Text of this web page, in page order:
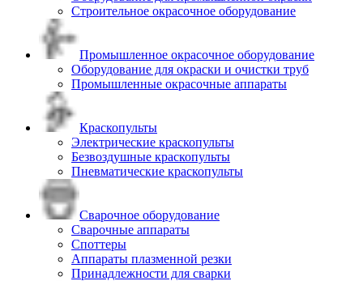
Строительное окрасочное оборудование
Промышленное окрасочное оборудование
Оборудование для окраски и очистки труб
Промышленные окрасочные аппараты
Краскопульты
Электрические краскопульты
Безвоздушные краскопульты
Пневматические краскопульты
Сварочное оборудование
Сварочные аппараты
Споттеры
Аппараты плазменной резки
Принадлежности для сварки